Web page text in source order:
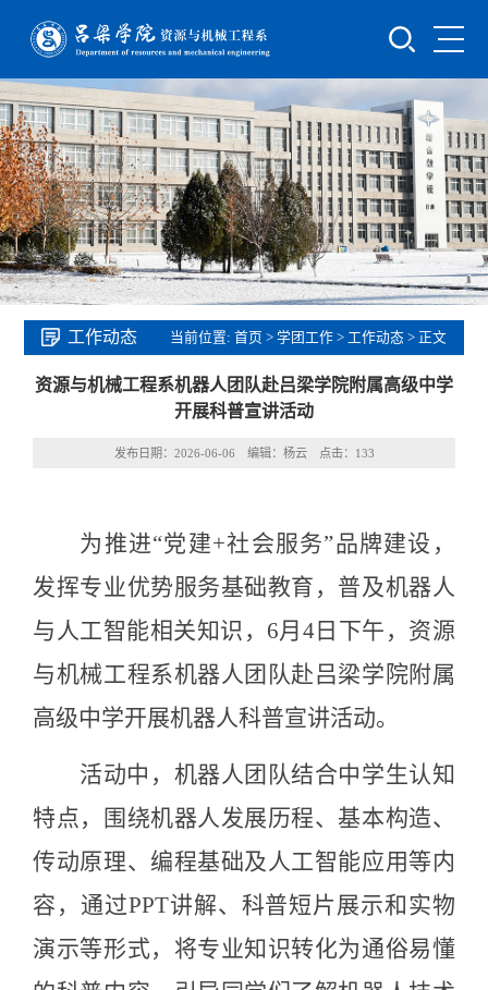
工作动态 当前位置: 首页 > 学团工作> 工作动态> 正文
资源与机械工程系机器人团队赴吕梁学院附属高级中学
开展科普宣讲活动
发布日期：2026-06-06 编辑：杨云 点击： 133
为推进“党建+社会服务”品牌建设，
发挥专业优势服务基础教育，普及机器人
与人工智能相关知识，6月4日下午，资源
与机械工程系机器人团队赴吕梁学院附属
高级中学开展机器人科普宣讲活动。
活动中，机器人团队结合中学生认知
特点，围绕机器人发展历程、基本构造、
传动原理、编程基础及人工智能应用等内
容，通过PPT讲解、科普短片展示和实物
演示等形式，将专业知识转化为通俗易懂